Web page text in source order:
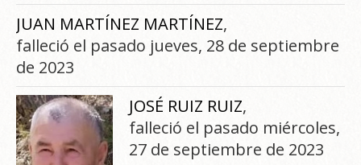
JUAN MARTÍNEZ MARTÍNEZ,
falleció el pasado jueves, 28 de septiembre
de 2023
JOSÉ RUIZ RUIZ,
falleció el pasado miércoles,
27 de septiembre de 2023